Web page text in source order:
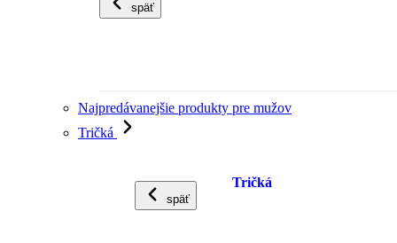
späť
Najpredávanejšie produkty pre mužov
Tričká
späť
Tričká